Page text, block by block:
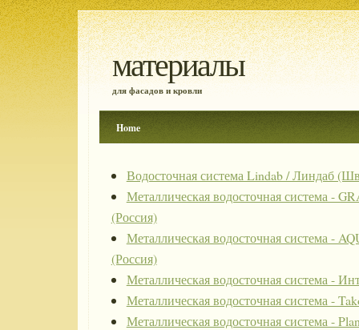
материалы
для фасадов и кровли
Home
Водосточная система Lindab / Линдаб
Металлическая водосточная система -
(Россия)
Металлическая водосточная система
(Россия)
Металлическая водосточная система -
Металлическая водосточная система -
Металлическая водосточная система -